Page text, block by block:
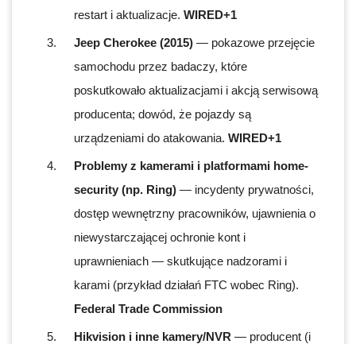
restart i aktualizacje. WIRED+1
Jeep Cherokee (2015) — pokazowe przejęcie
samochodu przez badaczy, które
poskutkowało aktualizacjami i akcją serwisową
producenta; dowód, że pojazdy są
urządzeniami do atakowania. WIRED+1
Problemy z kamerami i platformami home-
security (np. Ring) — incydenty prywatności,
dostęp wewnętrzny pracowników, ujawnienia o
niewystarczającej ochronie kont i
uprawnieniach — skutkujące nadzorami i
karami (przykład działań FTC wobec Ring).
Federal Trade Commission
Hikvision i inne kamery/NVR — producent (i